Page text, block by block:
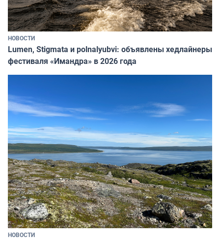
НОВОСТИ
Lumen, Stigmata и polnalyubvi: объявлены хедлайнеры
фестиваля «Имандра» в 2026 года
НОВОСТИ